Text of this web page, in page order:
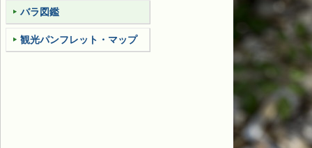
バラ図鑑
観光パンフレット・マップ